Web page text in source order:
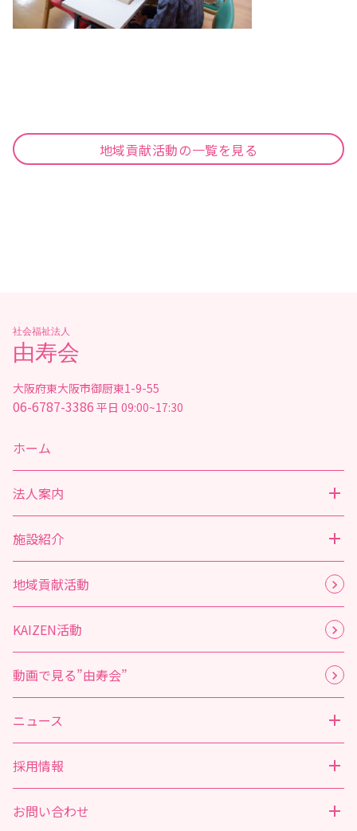
地域貢献活動の一覧を見る
社会福祉法人
由寿会
大阪府東大阪市御厨東1-9-55
06-6787-3386 平日 09:00~17:30
ホーム
法人案内
施設紹介
地域貢献活動
KAIZEN活動
動画で見る”由寿会”
ニュース
採用情報
お問い合わせ